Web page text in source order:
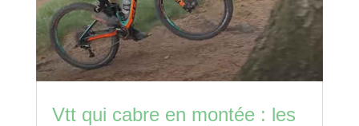
Vtt qui cabre en montée : les